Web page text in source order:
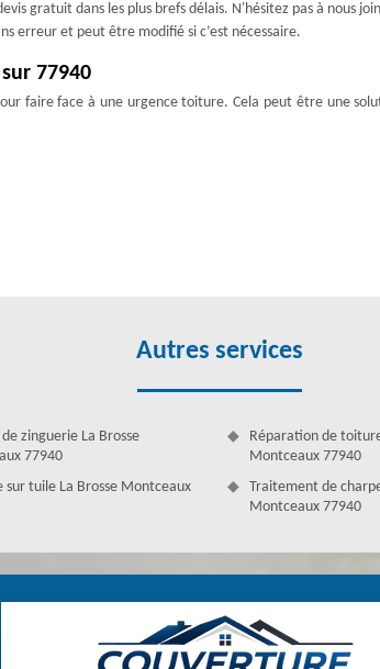
gratuit dans les plus brefs délais. N'hésitez pas à nous
erreur et peut être modifié si c’est nécessaire.
77940
faire face à une urgence toiture. Cela peut être une
meilleurs délais (dans les 24 h). Professionnels de qualité,
Autres services
zinguerie La Brosse
77940
sur tuile La Brosse Montceaux
Réparation de
Montceaux 77940
Traitement de
Montceaux 77940